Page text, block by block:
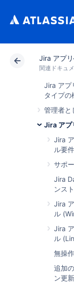
Jira アプ
関連ドキュ
Jira アプ
タイプの
管理者と
Jira アプ
Jira
ル要件
サポ
Jira
ンス
Jira
ル
Jira
ル
無操
追加
ン更
アトラシア
Jira
イ
このペー
またはJira
を独自のハ
Jira Data